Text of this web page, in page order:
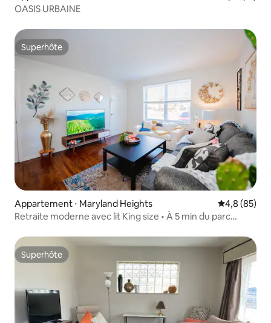
OASIS URBAINE
Superhôte
Superhôte
Appartement ⋅ Maryland Heights Évaluation
4,8 (85)
Retraite moderne avec lit King size • À 5 min du parc
Superhôte
Superhôte